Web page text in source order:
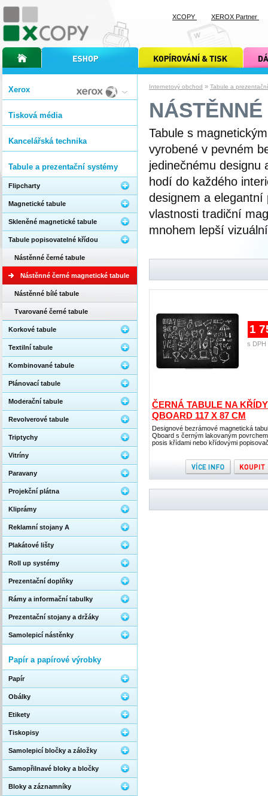
Internetový obchod » Tabule a
Tabule s
vyrobené v pevném
jedinečnému designu
hodí do každého
designem a
vlastnosti tradiční
mnohem lepší
ČERNÁ TABULE NA
QBOARD 117 X 87 CM
Designové bezrámové magnetická
Qboard s černým lakovaným
posis křídami nebo křídovými
1
s DPH
Xerox
Tisková média
Kancelářská technika
Tabule a prezentační systémy
Flipcharty
Magnetické tabule
Skleněné magnetické tabule
Tabule popisovatelné křídou
Nástěnné černé tabule
Nástěnné černé magnetické tabule
Nástěnné bílé tabule
Tvarované černé tabule
Korkové tabule
Textilní tabule
Kombinované tabule
Plánovací tabule
Moderační tabule
Revolverové tabule
Triptychy
Vitríny
Paravany
Projekční plátna
Kliprámy
Reklamní stojany A
Plakátové lišty
Roll up systémy
Prezentační doplňky
Rámy a informační tabulky
Prezentační stojany a držáky
Samolepicí nástěnky
Papír a papírové výrobky
Papír
Obálky
Etikety
Tiskopisy
Samolepicí bločky a záložky
Samopřilnavé bloky a bločky
Bloky a záznamníky
úvodní stránka xcopyinternetový obchod xcopy kopírování a tisk xcopy dárkové
XCOPY XEROX Partner